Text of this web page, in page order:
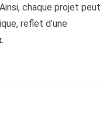
chaque projet peut
reflet d’une
.